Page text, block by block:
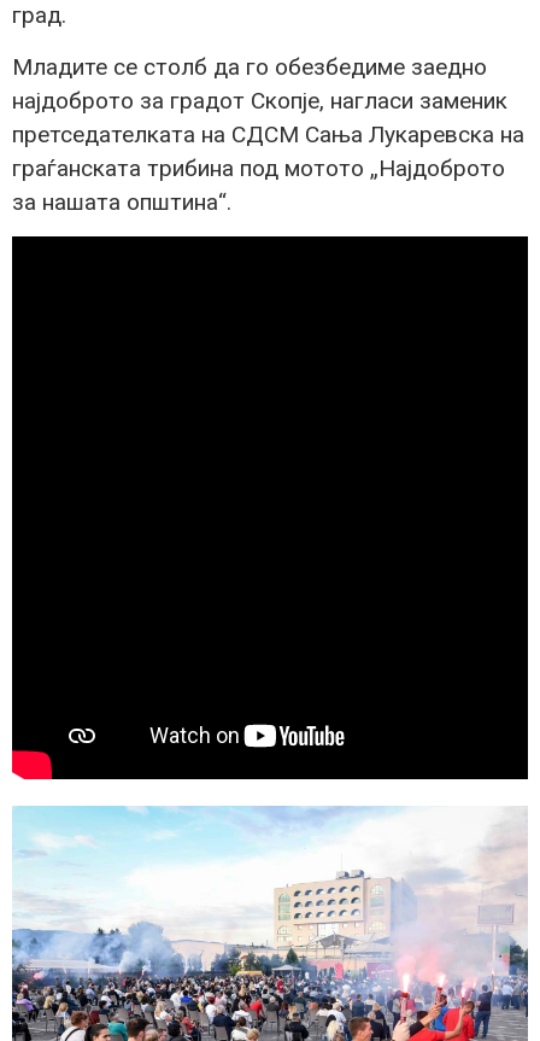
град.
Младите се столб да го обезбедиме заедно
најдоброто за градот Скопје, нагласи заменик
претседателката на СДСМ Сања Лукаревска на
граѓанската трибина под мотото „Најдоброто
за нашата општина“.